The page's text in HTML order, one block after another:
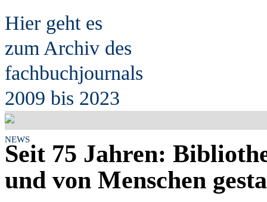
Hier geht es
zum Archiv des
fachbuchjournals
2009 bis 2023
NEWS
Seit 75 Jahren:
und von Menschen